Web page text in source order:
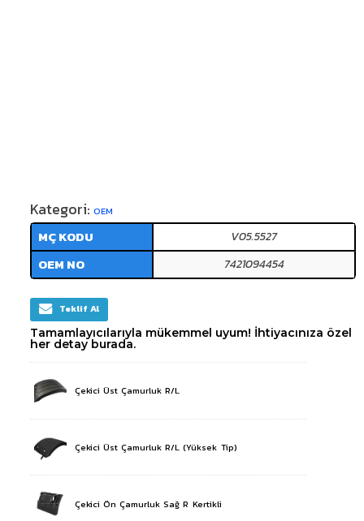
Kategori: OEM
MÇ KODU V05.5527
OEM NO 7421094454
Teklif Al
Tamamlayıcılarıyla mükemmel uyum! İhtiyacınıza özel
her detay burada.
Çekici Üst Çamurluk R/L
Çekici Üst Çamurluk R/L (Yüksek Tip)
Çekici Ön Çamurluk Sağ R Kertikli